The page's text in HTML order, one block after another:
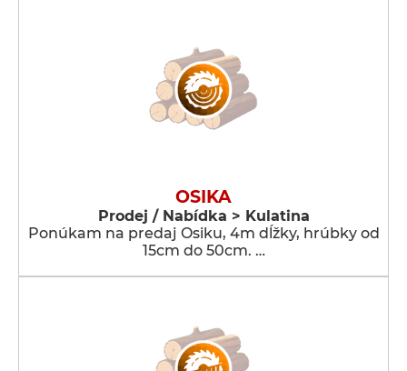
OSIKA
Prodej / Nabídka > Kulatina
Ponúkam na predaj Osiku, 4m dĺžky, hrúbky od
15cm do 50cm. …